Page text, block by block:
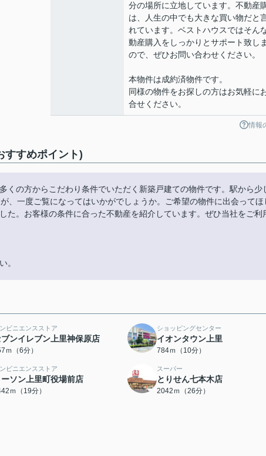
分の場所に立地しています。不動産
は、人生の中でも大きな買い物だと
れています。ベストハウスではそん
動産購入をしっかりとサポート致し
ので、ぜひお問い合わせください。
本物件は成約済物件です。
同様の物件をお探しの方はお気軽に
合せください。
情報
すすめポイント)
くの方からこだわり条件でいただく新築戸建ての物件です。駅から少
、一度ご覧になってはいかがでしょうか。ご希望の物件に出会ってほ
た。お客様の条件に合った不動産を紹介しています。ぜひ当社をご利
。
ビニエンスストア
ンイレブン上里神保原店
ｍ（6分）
ショッピングセンター
イオンタウン上里
784ｍ（10分）
ビニエンスストア
ーソン上里町役場前店
ｍ（19分）
スーパー
とりせん七本木店
2042ｍ（26分）